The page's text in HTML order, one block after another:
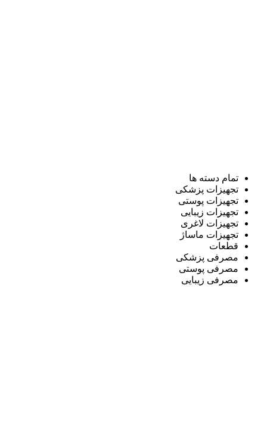
تمام دسته ها
تجهیزات پزشکی
تجهیزات پوستی
تجهیزات زیبایی
تجهیزات لاغری
تجهیزات ماساژ
قطعات
مصرفی پزشکی
مصرفی پوستی
مصرفی زیبایی